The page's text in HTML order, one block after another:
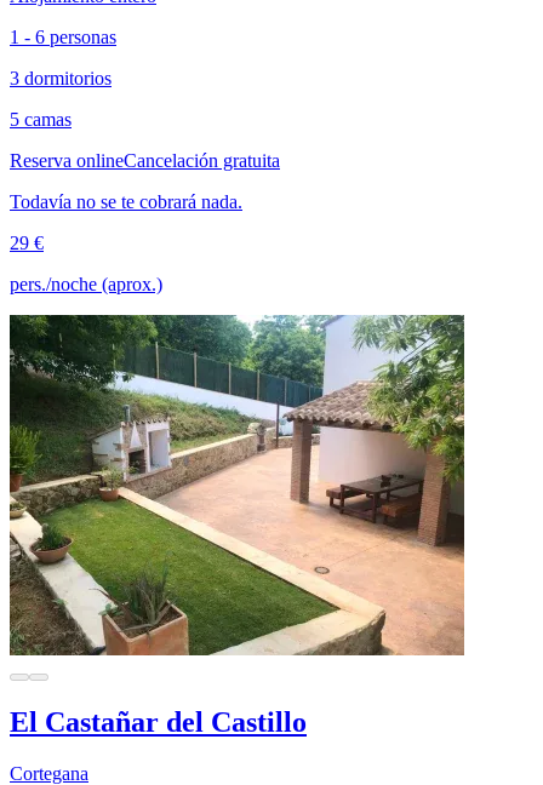
1 - 6 personas
3 dormitorios
5 camas
Reserva onlineCancelación gratuita
Todavía no se te cobrará nada.
29 €
pers./noche (aprox.)
El Castañar del Castillo
Cortegana